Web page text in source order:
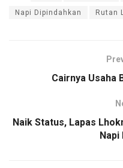
Napi Dipindahkan Rutan
Cairnya Usaha
Naik Status, Lapas
Napi